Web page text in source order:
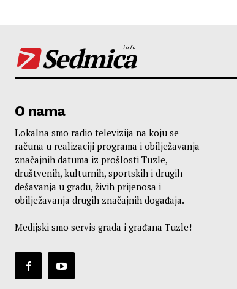
Sedmica
info
O nama
Lokalna smo radio televizija na koju se
računa u realizaciji programa i obilježavanja
značajnih datuma iz prošlosti Tuzle,
društvenih, kulturnih, sportskih i drugih
dešavanja u gradu, živih prijenosa i
obilježavanja drugih značajnih događaja.
Medijski smo servis grada i građana Tuzle!